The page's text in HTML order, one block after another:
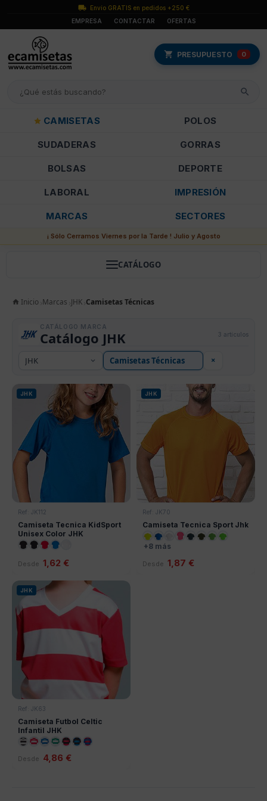
Envío GRATIS en pedidos +250 €
EMPRESA
CONTACTAR OFERTAS
PRESUPUESTO 0
CAMISETAS POLOS
SUDADERAS GORRAS
BOLSAS DEPORTE
LABORAL IMPRESIÓN
MARCAS SECTORES
¡ Sólo Cerramos Viernes por la Tarde ! Julio y Agosto
CATÁLOGO
Inicio Marcas JHK Camisetas Técnicas
CATÁLOGO MARCA
Catálogo JHK
×
3 artículos
JHK
Ref: JK112
Camiseta Tecnica KidSport
Unisex Color JHK
Desde 1,62 €
JHK
Ref: JK70
Camiseta Tecnica Sport Jhk
+8 más
Desde 1,87 €
JHK
Ref: JK63
Camiseta Futbol Celtic
Infantil JHK
Desde 4,86 €